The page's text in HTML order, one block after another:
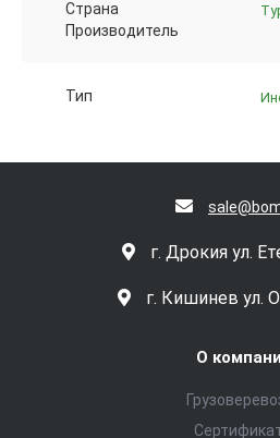
Страна
Производитель
Тип
г. Дрокия ул.
г. Кишинев ул.
О